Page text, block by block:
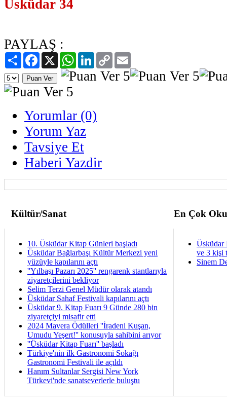
Üsküdar 34
PAYLAŞ :
PaylaşFacebook
X WhatsAppLinkedIn
Copy
Link
Yorumlar (0)
Yorum Yaz
Tavsiye Et
Haberi Yazdir
Kültür/Sanat En Çok
10. Üsküdar Kitap Günleri başladı
Üsküdar Bağlarbaşı Kültür Merkezi yeni
yüzüyle kapılarını açtı
''Yılbaşı Pazarı 2025'' rengarenk stantlarıyla
ziyaretçilerini bekliyor
Selim Terzi Genel Müdür olarak atandı
Üsküdar Sahaf Festivali kapılarını açtı
Üsküdar 9. Kitap Fuarı 9 Günde 280 bin
ziyaretçiyi misafir etti
2024 Mavera Ödülleri ''İradeni Kuşan,
Umudu Yeşert!'' konusuyla sahibini arıyor
''Üsküdar Kitap Fuarı'' başladı
Türkiye'nin ilk Gastronomi Sokağı
Gastronomi Festivali ile açıldı
Hanım Sultanlar Sergisi New York
Türkevi'nde sanatseverlerle buluştu
Üsküdar
ve 3 kişi
Sinem